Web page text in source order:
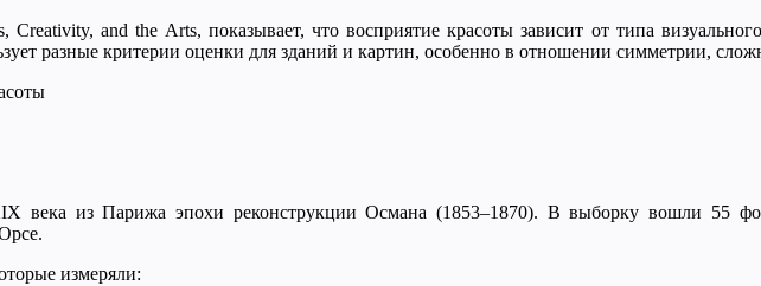
and the Arts, показывает, что восприятие красоты зависит от типа
разные критерии оценки для зданий и картин, особенно в отношении симметрии,
века из Парижа эпохи реконструкции Османа (1853–1870). В выборку вошли 55
измеряли: